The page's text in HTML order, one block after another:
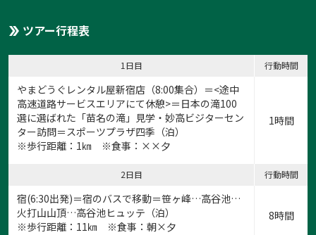
ツアー行程表
1日目 行動時間
やまどうぐレンタル屋新宿店 （8:00集合）＝<途中
高速道路サービスエリアにて休憩>＝日本の滝100
選に選ばれた「苗名の滝」見学・妙高ビジターセン
ター訪問＝スポーツプラザ四季（泊）
※歩行距離：1㎞ ※食事：××夕
1時間
2日目 行動時間
宿(6:30出発)＝宿のバスで移動＝笹ヶ峰…高谷池…
火打山山頂…高谷池ヒュッテ（泊）
※歩行距離：11㎞ ※食事：朝×夕
8時間